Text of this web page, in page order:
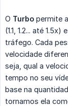
O Turbo permite
(1.1, 1.2... até
tráfego. Cada
velocidade
seja, qual a
tempo no seu
base na
tornamos ela